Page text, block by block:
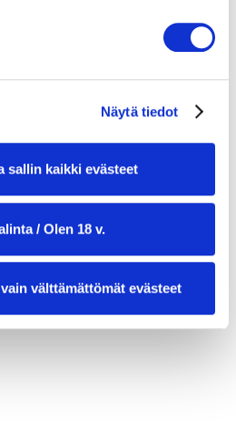
Näytä tiedot
sallin kaikki evästeet
/ Olen 18 v.
välttämättömät evästeet
min